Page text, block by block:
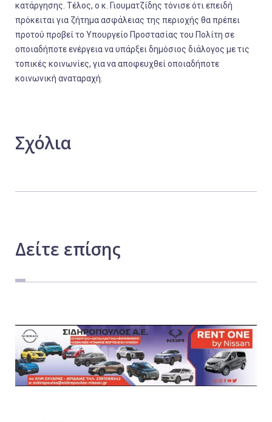
κατάργησης. Τέλος, ο κ. Γιουματζίδης τόνισε ότι επειδή
πρόκειται για ζήτημα ασφάλειας της περιοχής θα πρέπει
προτού προβεί το Υπουργείο Προστασίας του Πολίτη σε
οποιαδήποτε ενέργεια να υπάρξει δημόσιος διάλογος με τις
τοπικές κοινωνίες, για να αποφευχθεί οποιαδήποτε
κοινωνική αναταραχή.
Σχόλια
Δείτε επίσης